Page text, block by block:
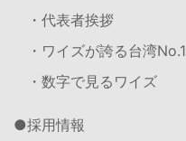
・代表者挨拶
・ワイズが誇る台湾No.1
・数字で見るワイズ
採用情報